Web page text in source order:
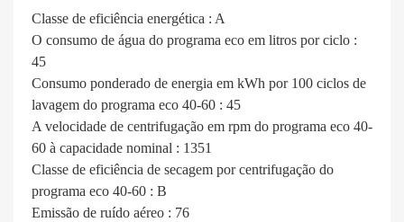
Classe de eficiência energética : A
O consumo de água do programa eco em litros por ciclo :
45
Consumo ponderado de energia em kWh por 100 ciclos de
lavagem do programa eco 40-60 : 45
A velocidade de centrifugação em rpm do programa eco 40-
60 à capacidade nominal : 1351
Classe de eficiência de secagem por centrifugação do
programa eco 40-60 : B
Emissão de ruído aéreo : 76